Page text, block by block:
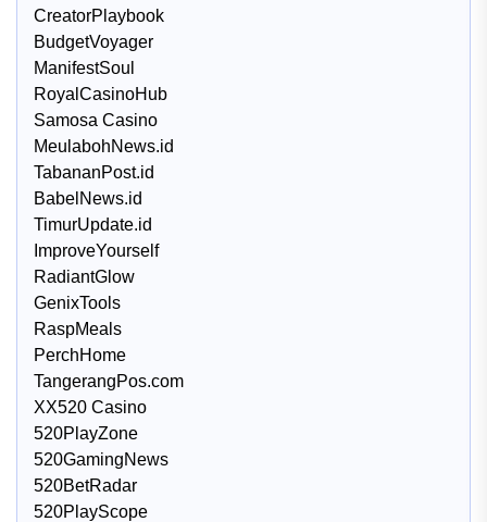
CreatorPlaybook
BudgetVoyager
ManifestSoul
RoyalCasinoHub
Samosa Casino
MeulabohNews.id
TabananPost.id
BabelNews.id
TimurUpdate.id
ImproveYourself
RadiantGlow
GenixTools
RaspMeals
PerchHome
TangerangPos.com
XX520 Casino
520PlayZone
520GamingNews
520BetRadar
520PlayScope